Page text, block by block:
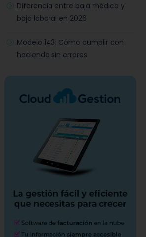
Diferencia entre baja médica y
baja laboral en 2026
Modelo 143: Cómo cumplir con
hacienda sin errores